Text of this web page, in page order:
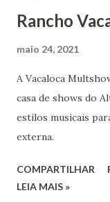
Rancho
maio 24, 2021
A Vacaloca
casa de shows do
estilos musicais
externa.
COMPARTILHAR
LEIA MAIS »